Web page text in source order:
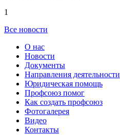
1
Все новости
О нас
Новости
Документы
Направления деятельности
Юридическая помощь
Профсоюз помог
Как создать профсоюз
Фотогалерея
Видео
Контакты